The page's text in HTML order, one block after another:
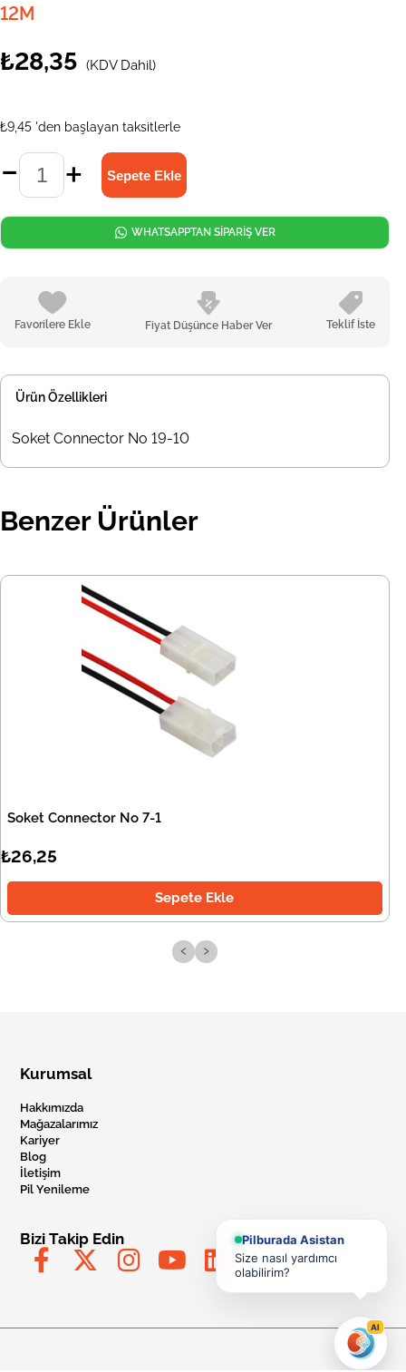
12M
₺28,35 (KDV Dahil)
₺9,45 'den başlayan taksitlerle
Favorilere Ekle Fiyat Düşünce Haber Ver Teklif İste
WHATSAPPTAN SİPARİŞ VER
Ürün Özellikleri
Soket Connector No 19-10
Benzer Ürünler
Soket Connector No 7-1
₺26,25
Sepete Ekle
‹ ›
Kurumsal
Hakkımızda
Mağazalarımız
Kariyer
Blog
İletişim
Pil Yenileme
Bizi Takip Edin
Pilburada Asistan
Size nasıl yardımcı
olabilirim?
AI